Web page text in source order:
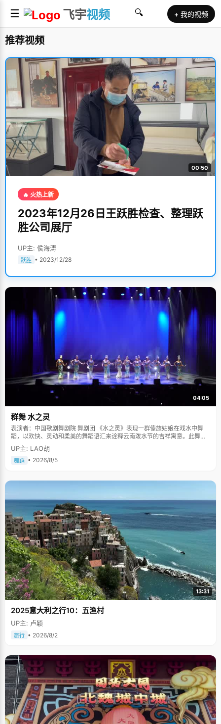
☰ 飞宇视频 🔍 + 我的视频
推荐视频
00:50
🔥 火热上新
2023年12月26日王跃胜检查、整理跃
胜公司展厅
UP主: 侯海涛
跃胜 • 2023/12/28
04:05
群舞 水之灵
表演者：中国歌剧舞剧院 舞剧团 《水之灵》表现一群傣族姑娘在戏水中舞
蹈，以欢快、灵动和柔美的舞蹈语汇来诠释云南泼水节的吉祥寓意。此舞蹈
多次在中国人民大会堂及国际舞台上表演，一直得到赞誉其舞美，人美，寓
意美。。
UP主: LAO胡
舞蹈 • 2026/8/5
13:31
2025意大利之行10：五渔村
UP主: 卢颖
旅行 • 2026/8/2